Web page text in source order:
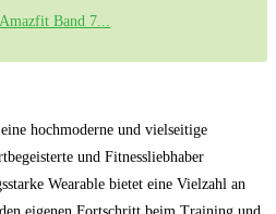
Band 7...
hochmoderne und vielseitige
und Fitnessliebhaber
Wearable bietet eine Vielzahl an